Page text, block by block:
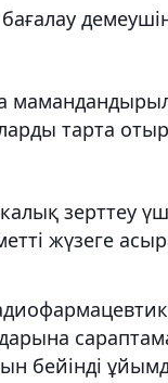
тарта
зерттеу
жүзеге
бейінді